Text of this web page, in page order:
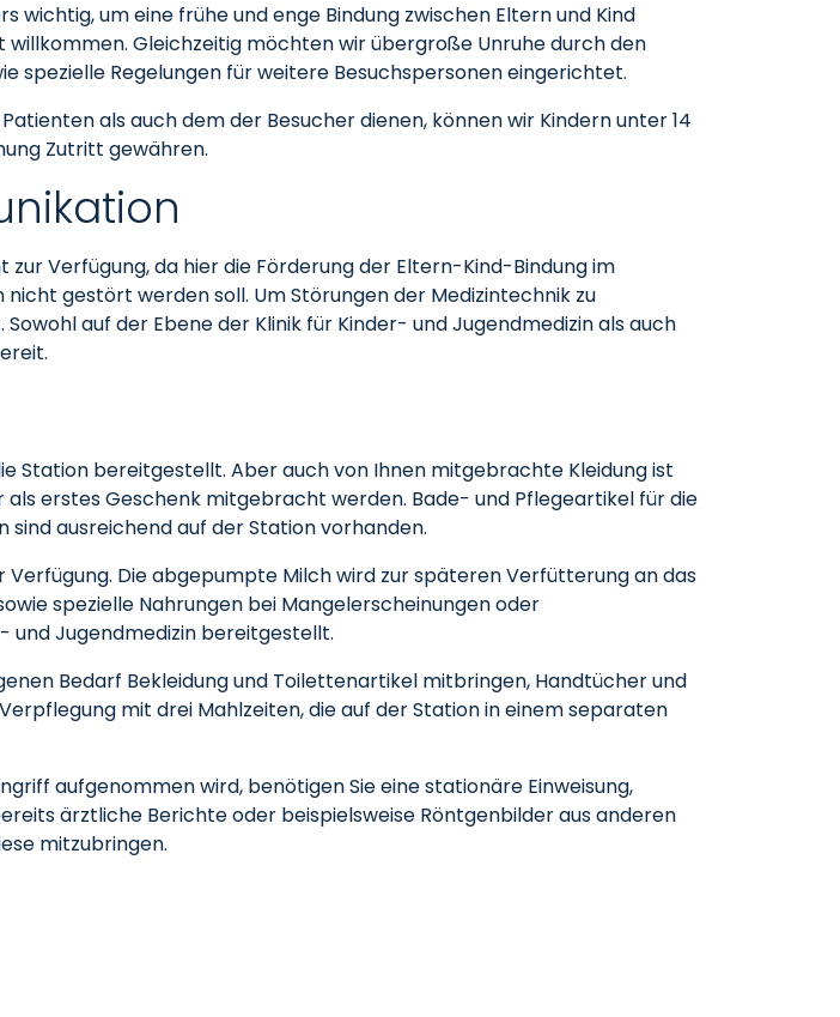
um eine frühe und enge Bindung zwischen Eltern und Kind
Gleichzeitig möchten wir übergroße Unruhe durch den
spezielle Regelungen für weitere Besuchspersonen eingerichtet.
als auch dem der Besucher dienen, können wir Kindern unter 14
Zutritt gewähren.
Verfügung, da hier die Förderung der Eltern-Kind-Bindung im
gestört werden soll. Um Störungen der Medizintechnik zu
auf der Ebene der Klinik für Kinder- und Jugendmedizin als auch
Station bereitgestellt. Aber auch von Ihnen mitgebrachte Kleidung ist
erstes Geschenk mitgebracht werden. Bade- und Pflegeartikel für die
ausreichend auf der Station vorhanden.
Die abgepumpte Milch wird zur späteren Verfütterung an das
spezielle Nahrungen bei Mangelerscheinungen oder
und Jugendmedizin bereitgestellt.
Bedarf Bekleidung und Toilettenartikel mitbringen, Handtücher und
mit drei Mahlzeiten, die auf der Station in einem separaten
aufgenommen wird, benötigen Sie eine stationäre Einweisung,
ärztliche Berichte oder beispielsweise Röntgenbilder aus anderen
mitzubringen.